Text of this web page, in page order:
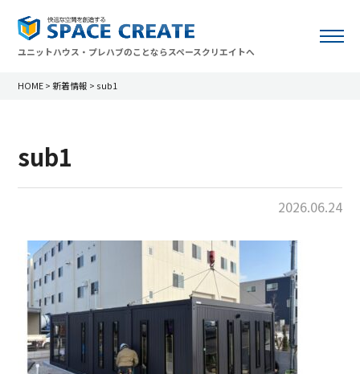
ユニットハウス・プレハブのことならスペースクリエイトへ
HOME > 新着情報 > sub1
sub1
2026.06.24